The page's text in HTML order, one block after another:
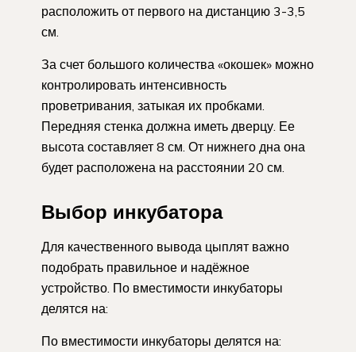
расположить от первого на дистанцию 3-3,5
см.
За счет большого количества «окошек» можно
контролировать интенсивность
проветривания, затыкая их пробками.
Передняя стенка должна иметь дверцу. Ее
высота составляет 8 см. От нижнего дна она
будет расположена на расстоянии 20 см.
Выбор инкубатора
Для качественного вывода цыплят важно
подобрать правильное и надёжное
устройство. По вместимости инкубаторы
делятся на:
По вместимости инкубаторы делятся на: